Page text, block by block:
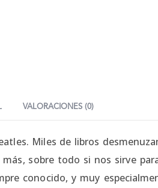
VALORACIONES (0)
Miles de libros
sobre todo si nos sirve
conocido, y muy